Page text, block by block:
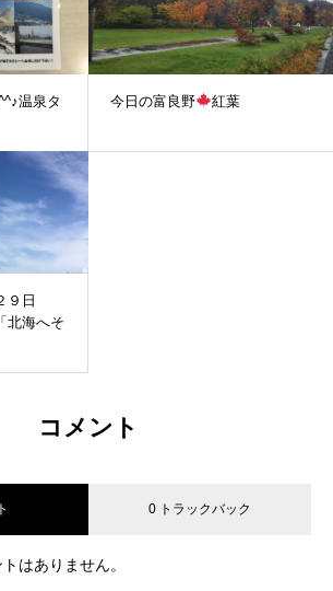
温泉タ
今日の富良野 紅葉
９日
北海へそ
コメント
0 トラックバック
はありません。